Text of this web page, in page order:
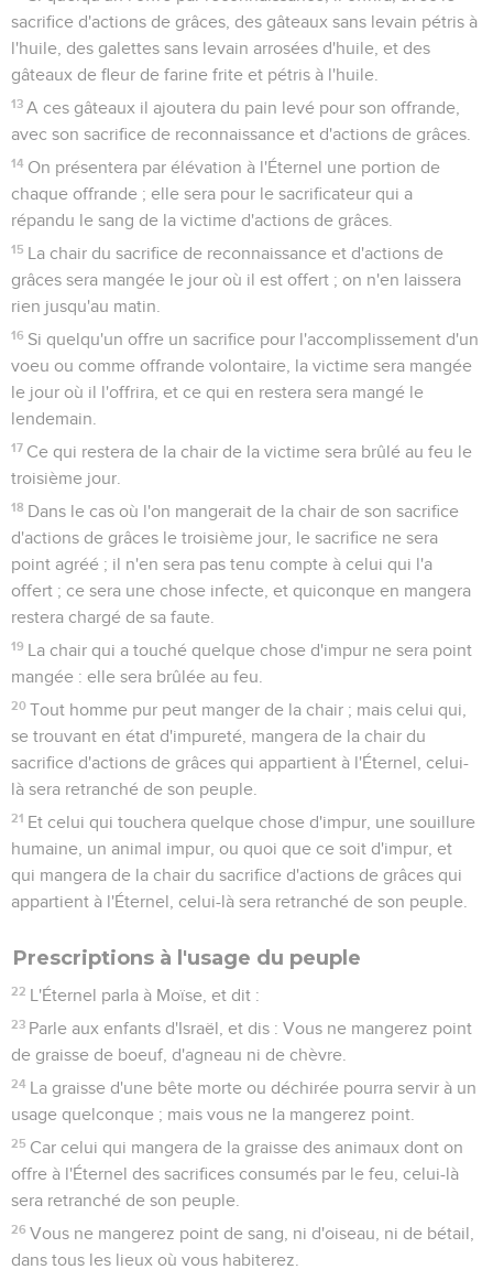
sacrifice d'actions de grâces, des gâteaux sans levain pétris à
l'huile, des galettes sans levain arrosées d'huile, et des
gâteaux de fleur de farine frite et pétris à l'huile.
13 A ces gâteaux il ajoutera du pain levé pour son offrande,
avec son sacrifice de reconnaissance et d'actions de grâces.
14 On présentera par élévation à l'Éternel une portion de
chaque offrande ; elle sera pour le sacrificateur qui a
répandu le sang de la victime d'actions de grâces.
15 La chair du sacrifice de reconnaissance et d'actions de
grâces sera mangée le jour où il est offert ; on n'en laissera
rien jusqu'au matin.
16 Si quelqu'un offre un sacrifice pour l'accomplissement d'un
voeu ou comme offrande volontaire, la victime sera mangée
le jour où il l'offrira, et ce qui en restera sera mangé le
lendemain.
17 Ce qui restera de la chair de la victime sera brûlé au feu le
troisième jour.
18 Dans le cas où l'on mangerait de la chair de son sacrifice
d'actions de grâces le troisième jour, le sacrifice ne sera
point agréé ; il n'en sera pas tenu compte à celui qui l'a
offert ; ce sera une chose infecte, et quiconque en mangera
restera chargé de sa faute.
19 La chair qui a touché quelque chose d'impur ne sera point
mangée : elle sera brûlée au feu.
20 Tout homme pur peut manger de la chair ; mais celui qui,
se trouvant en état d'impureté, mangera de la chair du
sacrifice d'actions de grâces qui appartient à l'Éternel, celui-
là sera retranché de son peuple.
21 Et celui qui touchera quelque chose d'impur, une souillure
humaine, un animal impur, ou quoi que ce soit d'impur, et
qui mangera de la chair du sacrifice d'actions de grâces qui
appartient à l'Éternel, celui-là sera retranché de son peuple.
Prescriptions à l'usage du peuple
22 L'Éternel parla à Moïse, et dit :
23 Parle aux enfants d'Israël, et dis : Vous ne mangerez point
de graisse de boeuf, d'agneau ni de chèvre.
24 La graisse d'une bête morte ou déchirée pourra servir à un
usage quelconque ; mais vous ne la mangerez point.
25 Car celui qui mangera de la graisse des animaux dont on
offre à l'Éternel des sacrifices consumés par le feu, celui-là
sera retranché de son peuple.
26 Vous ne mangerez point de sang, ni d'oiseau, ni de bétail,
dans tous les lieux où vous habiterez.